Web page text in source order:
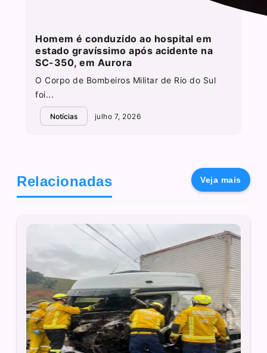
Homem é conduzido ao hospital em
estado gravíssimo após acidente na
SC-350, em Aurora
O Corpo de Bombeiros Militar de Rio do Sul
foi...
Notícias julho 7, 2026
Relacionadas Veja mais